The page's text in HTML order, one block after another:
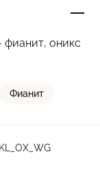
фианит, оникс
Фианит